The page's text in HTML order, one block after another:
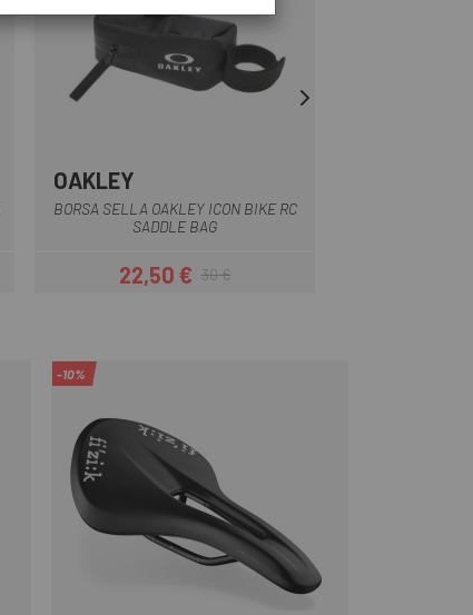
OAKLEY
BORSA SELLA OAKLEY ICON BIKE RC
SADDLE BAG
Prezzo
22,50 €Prezzo base
30 €
-10%